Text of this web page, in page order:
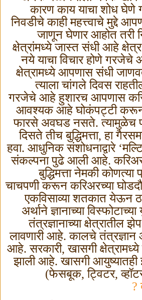
कारण काय याचा शोध
निवडीचे काही महत्त्वाचे मुद्दे
जाणून घेणार आहोत तरी
क्षेत्रांमध्ये जास्त संधी आहे
नये याचा विचार होणे
क्षेत्रामध्ये आपणास संधी
त्याला चांगले दिवस
गरजेचे आहे हुशारच आपणास
आवश्यक आहे घोकंपट्टी करून
फारसे अवघड नसते. त्यामुळेच
दिसते तीच बुद्धिमत्ता,हा
हवा. आधुनिक संशोधनाद्वारे
संकल्पना पुढे आली आहे.
बुद्धिमत्ता नेमकी
चाचपणी करून करिअरच्या
एकविसाव्या शतकात
अर्थाने ज्ञानाच्या
तंत्रज्ञानाच्या क्षेत्रातील
लावणारी आहे. कालचे
आहे. सरकारी,खासगी
झाली आहे. खासगी
(फेसबूक,ट्विटर,